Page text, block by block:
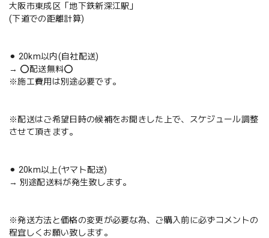
大阪市東成区「地下鉄新深江駅」
(下道での距離計算)
⚫︎ 20km以内(自社配送)
→ ⭕️配送無料⭕️
※施工費用は別途必要です。
※配送はご希望日時の候補をお聞きした上で、スケジュール調整
させて頂きます。
⚫︎ 20km以上(ヤマト配送)
→ 別途配送料が発生致します。
※発送方法と価格の変更が必要な為、ご購入前に必ずコメントの
程宜しくお願い致します。